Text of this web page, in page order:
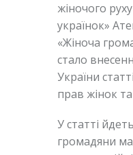
жіночого
українок»
«Жіноча
стало
України
прав жінок та
У статті
громадяни